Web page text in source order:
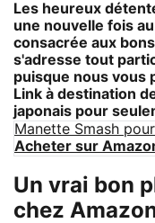
Les heureux
une nouvelle fois
consacrée aux
s'adresse tout
puisque nous vous
Link à destination
japonais pour
Manette Smash
Acheter sur
Un vrai bon
chez